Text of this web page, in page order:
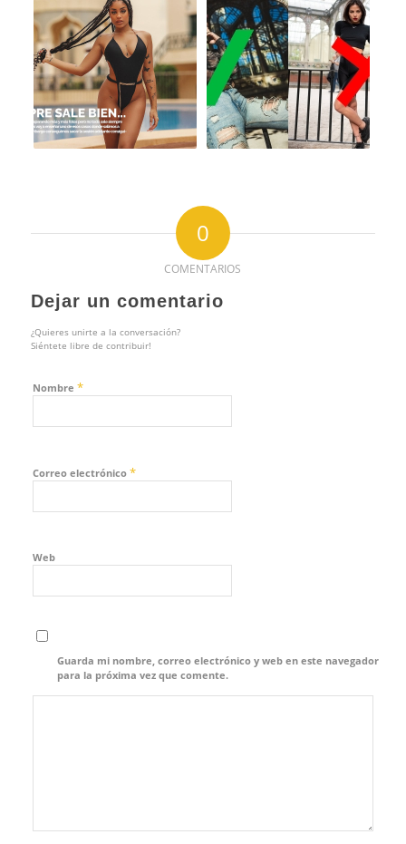
0
COMENTARIOS
Dejar un comentario
¿Quieres unirte a la conversación?
Siéntete libre de contribuir!
Nombre *
Correo electrónico *
Web
Guarda mi nombre, correo electrónico y web en este navegador
para la próxima vez que comente.